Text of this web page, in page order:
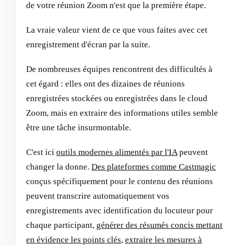
de votre réunion Zoom n'est que la première étape.
La vraie valeur vient de ce que vous faites avec cet
enregistrement d'écran par la suite.
De nombreuses équipes rencontrent des difficultés à
cet égard : elles ont des dizaines de réunions
enregistrées stockées ou enregistrées dans le cloud
Zoom, mais en extraire des informations utiles semble
être une tâche insurmontable.
C'est ici outils modernes alimentés par l'IApeuvent
changer la donne. Des plateformes comme Castmagic
conçus spécifiquement pour le contenu des réunions
peuvent transcrire automatiquement vos
enregistrements avec identification du locuteur pour
chaque participant, générer des résumés concis mettant
en évidence les points clés, extraire les mesures à